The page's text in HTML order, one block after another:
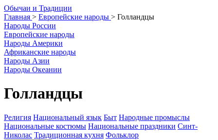
Обычаи и Традиции
Главная > Европейские народы > Голландцы
Народы России
Европейские народы
Народы Америки
Африканские народы
Народы Азии
Народы Океании
Голландцы
Религия Национальный язык Быт Народные промыслы
Национальные костюмы Национальные праздники Синт-
Николас Традиционная кухня Фольклор